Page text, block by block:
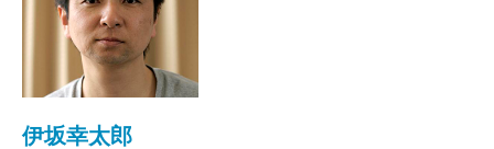
伊坂幸太郎